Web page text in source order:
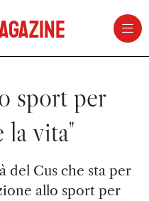
sport per
la vita"
del Cus che sta per
allo sport per